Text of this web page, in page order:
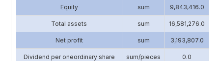
Equity sum 9,843,416.0
Total assets sum 16,581,276.0
Net profit sum 3,193,807.0
Dividend per oneordinary share sum/pieces 0.0